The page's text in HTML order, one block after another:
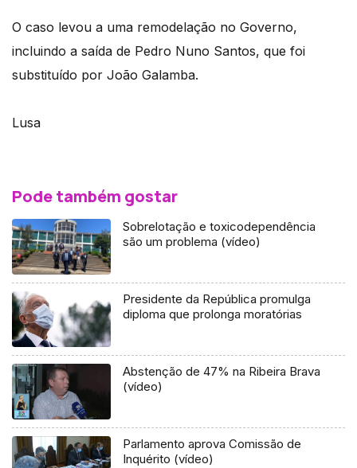
O caso levou a uma remodelação no Governo,
incluindo a saída de Pedro Nuno Santos, que foi
substituído por João Galamba.
Lusa
Pode também gostar
Sobrelotação e toxicodependência
são um problema (vídeo)
Presidente da República promulga
diploma que prolonga moratórias
Abstenção de 47% na Ribeira Brava
(vídeo)
Parlamento aprova Comissão de
Inquérito (vídeo)